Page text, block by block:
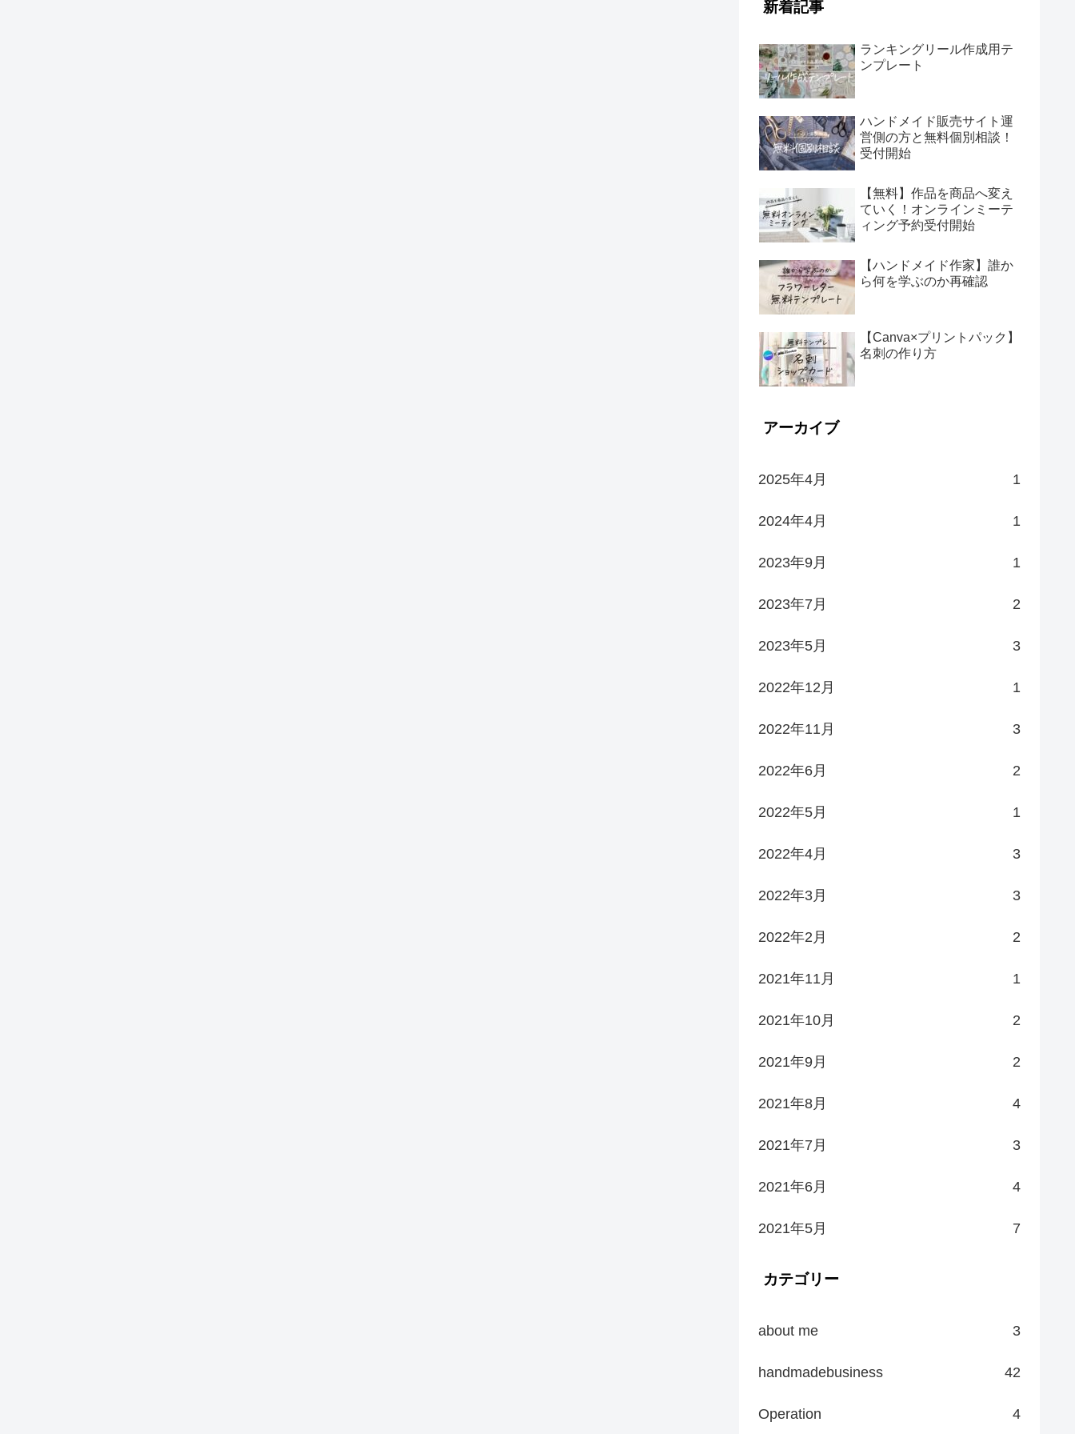
新着記事
ランキングリール作成用テ
ンプレート
ハンドメイド販売サイト運
営側の方と無料個別相談！
受付開始
【無料】作品を商品へ変え
ていく！オンラインミーテ
ィング予約受付開始
【ハンドメイド作家】誰か
ら何を学ぶのか再確認
【Canva×プリントパック】
名刺の作り方
アーカイブ
2025年4月 1
2024年4月 1
2023年9月 1
2023年7月 2
2023年5月 3
2022年12月 1
2022年11月 3
2022年6月 2
2022年5月 1
2022年4月 3
2022年3月 3
2022年2月 2
2021年11月 1
2021年10月 2
2021年9月 2
2021年8月 4
2021年7月 3
2021年6月 4
2021年5月 7
カテゴリー
about me 3
handmadebusiness 42
Operation 4